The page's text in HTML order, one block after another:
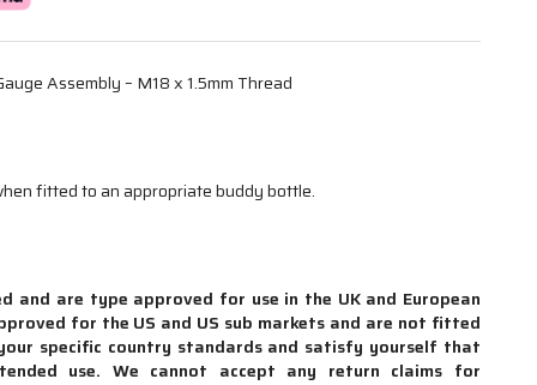
Assembly – M18 x 1.5mm Thread
fitted to an appropriate buddy bottle.
and are type approved for use in the UK and European
for the US and US sub markets and are not fitted
specific country standards and satisfy yourself that
use. We cannot accept any return claims for